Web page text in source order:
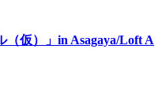
（仮）」in Asagaya/Loft A